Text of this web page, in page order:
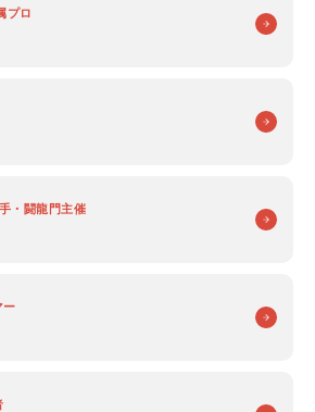
ロ
・闘龍門主催
ー